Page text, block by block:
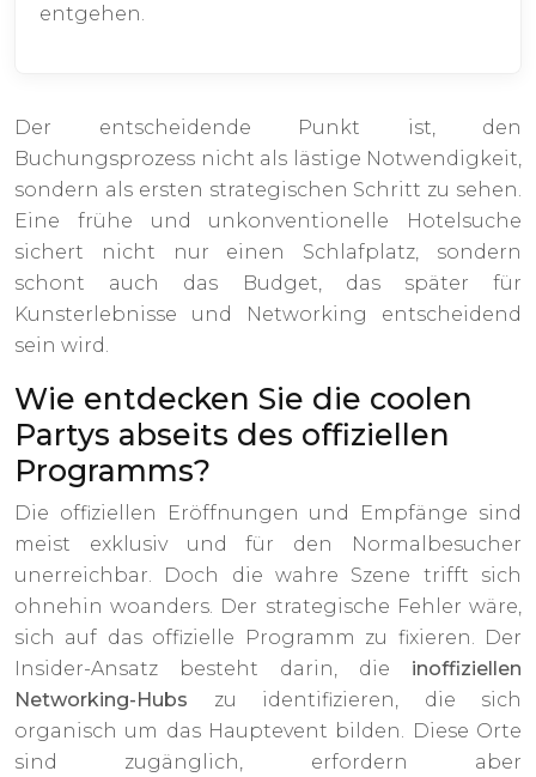
entgehen.
Der entscheidende Punkt ist, den
Buchungsprozess nicht als lästige Notwendigkeit,
sondern als ersten strategischen Schritt zu sehen.
Eine frühe und unkonventionelle Hotelsuche
sichert nicht nur einen Schlafplatz, sondern
schont auch das Budget, das später für
Kunsterlebnisse und Networking entscheidend
sein wird.
Wie entdecken Sie die coolen
Partys abseits des offiziellen
Programms?
Die offiziellen Eröffnungen und Empfänge sind
meist exklusiv und für den Normalbesucher
unerreichbar. Doch die wahre Szene trifft sich
ohnehin woanders. Der strategische Fehler wäre,
sich auf das offizielle Programm zu fixieren. Der
Insider-Ansatz besteht darin, die inoffiziellen
Networking-Hubs zu identifizieren, die sich
organisch um das Hauptevent bilden. Diese Orte
sind zugänglich, erfordern aber